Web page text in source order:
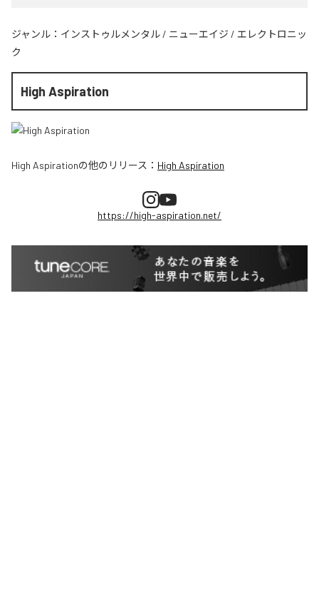
ジャンル： インストゥルメンタル / ニューエイジ / エレクトロニッ
ク
High Aspiration
High Aspirationの他のリリース： High Aspiration
https://high-aspiration.net/